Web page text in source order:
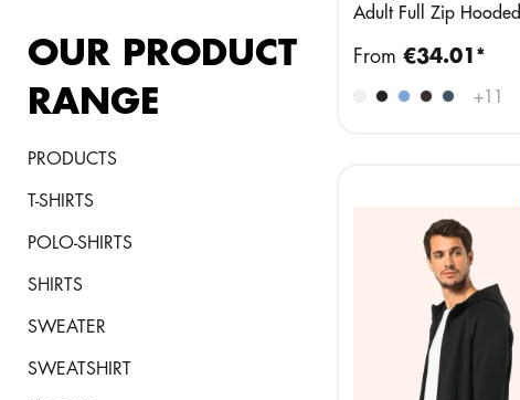
OUR PRODUCT
RANGE
PRODUCTS
T-SHIRTS
POLO-SHIRTS
SHIRTS
SWEATER
SWEATSHIRT
Adult Full Zip Hooded
+11
From €34.01*